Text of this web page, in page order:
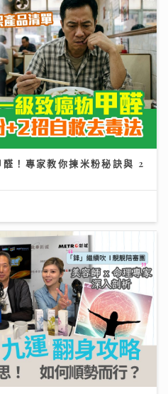
！專家教你揀米粉秘訣與 2